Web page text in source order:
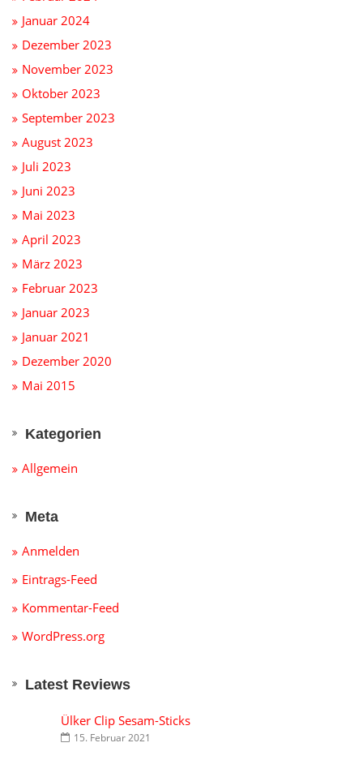
Januar 2024
Dezember 2023
November 2023
Oktober 2023
September 2023
August 2023
Juli 2023
Juni 2023
Mai 2023
April 2023
März 2023
Februar 2023
Januar 2023
Januar 2021
Dezember 2020
Mai 2015
Kategorien
Allgemein
Meta
Anmelden
Eintrags-Feed
Kommentar-Feed
WordPress.org
Latest Reviews
Ülker Clip Sesam-Sticks
15. Februar 2021